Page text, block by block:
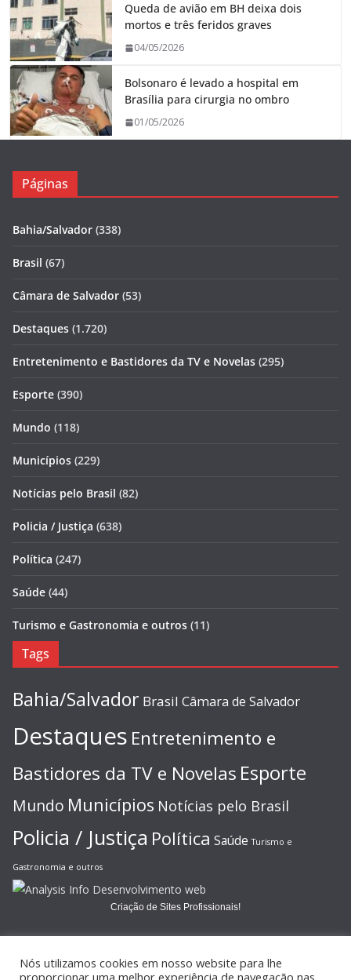
Queda de avião em BH deixa dois
mortos e três feridos graves
04/05/2026
Bolsonaro é levado a hospital em
Brasília para cirurgia no ombro
01/05/2026
Páginas
Bahia/Salvador (338)
Brasil (67)
Câmara de Salvador (53)
Destaques (1.720)
Entretenimento e Bastidores da TV e Novelas (295)
Esporte (390)
Mundo (118)
Municípios (229)
Notícias pelo Brasil (82)
Policia / Justiça (638)
Política (247)
Saúde (44)
Turismo e Gastronomia e outros (11)
Tags
Bahia/Salvador Brasil Câmara de Salvador
Destaques Entretenimento e
Bastidores da TV e Novelas Esporte
Mundo Municípios Notícias pelo Brasil
Policia / Justiça Política Saúde Turismo e
Gastronomia e outros
Criação de Sites Profissionais!
Nós utilizamos cookies em nosso website para lhe
proporcionar uma melhor experiência de navegação nas